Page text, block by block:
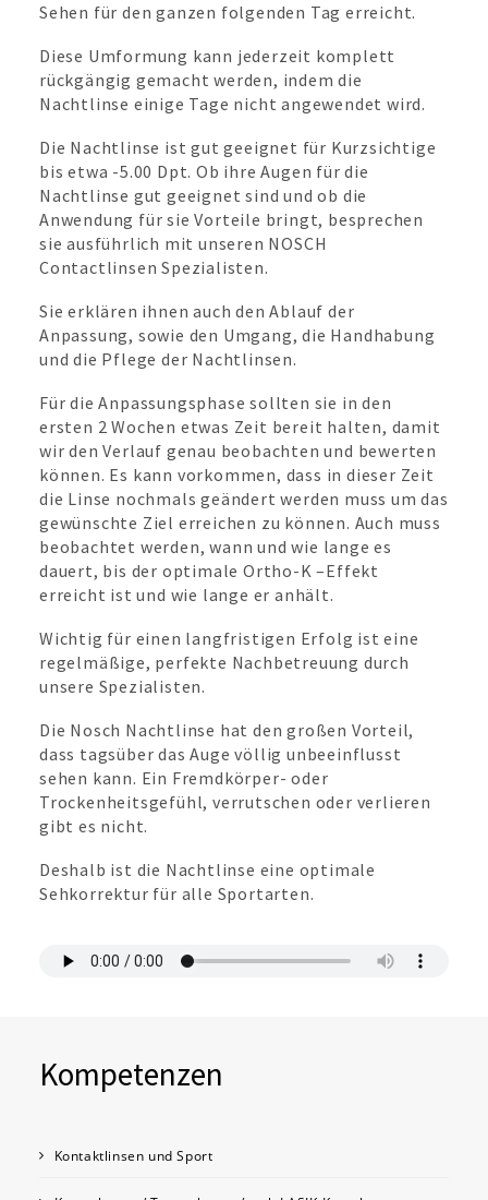
Sehen für den ganzen folgenden Tag erreicht.
Diese Umformung kann jederzeit komplett
rückgängig gemacht werden, indem die
Nachtlinse einige Tage nicht angewendet wird.
Die Nachtlinse ist gut geeignet für Kurzsichtige
bis etwa -5.00 Dpt. Ob ihre Augen für die
Nachtlinse gut geeignet sind und ob die
Anwendung für sie Vorteile bringt, besprechen
sie ausführlich mit unseren NOSCH
Contactlinsen Spezialisten.
Sie erklären ihnen auch den Ablauf der
Anpassung, sowie den Umgang, die Handhabung
und die Pflege der Nachtlinsen.
Für die Anpassungsphase sollten sie in den
ersten 2 Wochen etwas Zeit bereit halten, damit
wir den Verlauf genau beobachten und bewerten
können. Es kann vorkommen, dass in dieser Zeit
die Linse nochmals geändert werden muss um das
gewünschte Ziel erreichen zu können. Auch muss
beobachtet werden, wann und wie lange es
dauert, bis der optimale Ortho-K –Effekt
erreicht ist und wie lange er anhält.
Wichtig für einen langfristigen Erfolg ist eine
regelmäßige, perfekte Nachbetreuung durch
unsere Spezialisten.
Die Nosch Nachtlinse hat den großen Vorteil,
dass tagsüber das Auge völlig unbeeinflusst
sehen kann. Ein Fremdkörper- oder
Trockenheitsgefühl, verrutschen oder verlieren
gibt es nicht.
Deshalb ist die Nachtlinse eine optimale
Sehkorrektur für alle Sportarten.
Kompetenzen
Kontaktlinsen und Sport